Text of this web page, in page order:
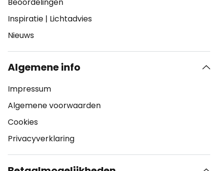
Inspiratie | Lichtadvies
Nieuws
Algemene info
Impressum
Algemene voorwaarden
Cookies
Privacyverklaring